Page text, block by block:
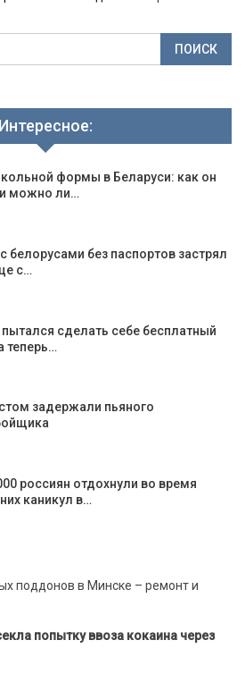
Интересное:
формы в Беларуси: как он
и можно ли…
белорусами без паспортов застрял
с…
пытался сделать себе бесплатный
теперь…
задержали пьяного
россиян отдохнули во время
каникул в…
поддонов в Минске – ремонт и
попытку ввоза кокаина через